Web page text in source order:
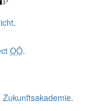
.
OÖ.
Zukunftsakademie.